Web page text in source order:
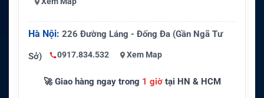
Hà Nội: 226 Đường Láng - Đống Đa (Gần Ngã Tư
Sở) 0917.834.532 Xem Map
🚀 Giao hàng ngay trong 1 giờtại HN & HCM